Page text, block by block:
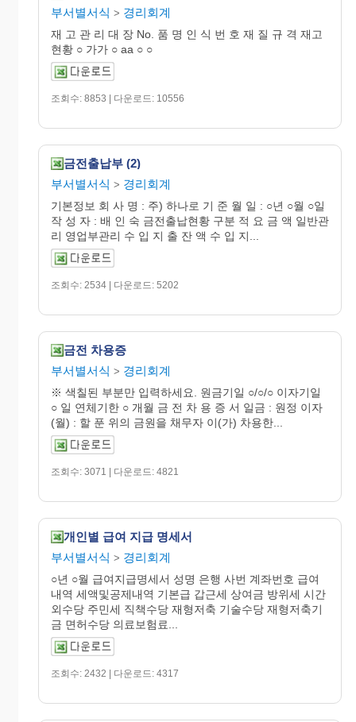
부서별서식 > 경리회계
재 고 관 리 대 장 No. 품 명 인 식 번 호 재 질 규 격 재고
현황 ○ 가가 ○ aa ○ ○
조회수: 8853 | 다운로드: 10556
금전출납부 (2)
부서별서식 > 경리회계
기본정보 회 사 명 : 주) 하나로 기 준 월 일 : ○년 ○월 ○일
작 성 자 : 배 인 숙 금전출납현황 구분 적 요 금 액 일반관
리 영업부관리 수 입 지 출 잔 액 수 입 지...
조회수: 2534 | 다운로드: 5202
금전 차용증
부서별서식 > 경리회계
※ 색칠된 부분만 입력하세요. 원금기일 ○/○/○ 이자기일
○ 일 연체기한 ○ 개월 금 전 차 용 증 서 일금 : 원정 이자
(월) : 할 푼 위의 금원을 채무자 이(가) 차용한...
조회수: 3071 | 다운로드: 4821
개인별 급여 지급 명세서
부서별서식 > 경리회계
○년 ○월 급여지급명세서 성명 은행 사번 계좌번호 급여
내역 세액및공제내역 기본급 갑근세 상여금 방위세 시간
외수당 주민세 직책수당 재형저축 기술수당 재형저축기
금 면허수당 의료보험료...
조회수: 2432 | 다운로드: 4317